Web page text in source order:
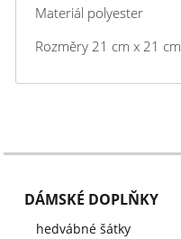
Materiál polyester
Rozměry 21 cm x 21 cm
DÁMSKÉ DOPLŇKY
hedvábné šátky